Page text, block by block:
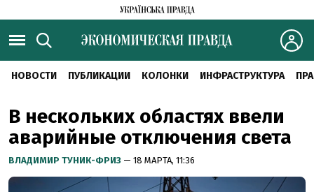
НОВОСТИ ПУБЛИКАЦИИ КОЛОНКИ ИНФРАСТРУКТУРА
В нескольких областях ввели
аварийные отключения света
ВЛАДИМИР ТУНИК-ФРИЗ — 18 МАРТА, 11:36